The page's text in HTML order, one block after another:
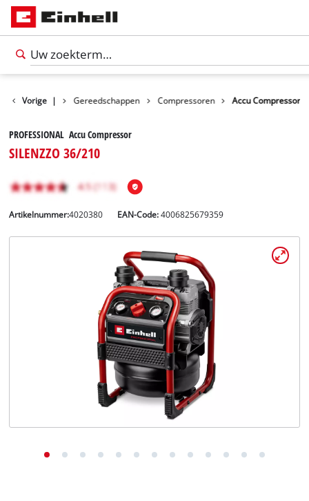
Vorige |
Producten Gereedschappen Compressoren Accu Compressor
PROFESSIONAL Accu Compressor
SILENZZO 36/210
Artikelnummer:4020380 EAN-Code:4006825679359